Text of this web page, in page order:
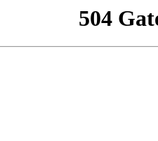
504